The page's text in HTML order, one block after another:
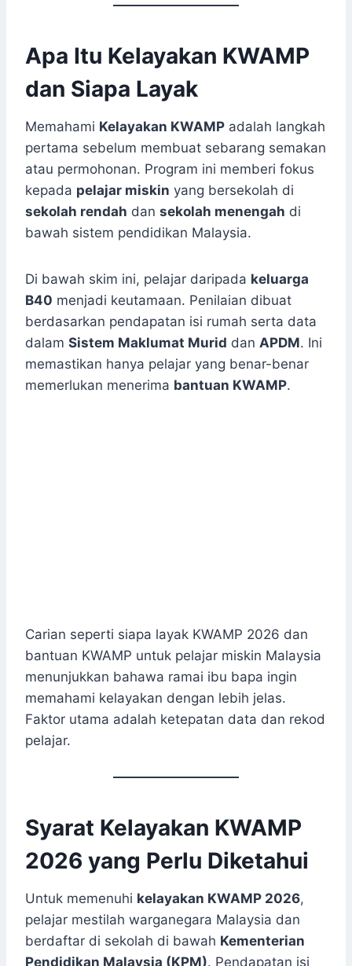
Apa Itu Kelayakan KWAMP
dan Siapa Layak
Memahami Kelayakan KWAMP adalah langkah
pertama sebelum membuat sebarang semakan
atau permohonan. Program ini memberi fokus
kepada pelajar miskin yang bersekolah di
sekolah rendah dan sekolah menengah di
bawah sistem pendidikan Malaysia.
Di bawah skim ini, pelajar daripada keluarga
B40 menjadi keutamaan. Penilaian dibuat
berdasarkan pendapatan isi rumah serta data
dalam Sistem Maklumat Murid dan APDM. Ini
memastikan hanya pelajar yang benar-benar
memerlukan menerima bantuan KWAMP.
Carian seperti siapa layak KWAMP 2026 dan
bantuan KWAMP untuk pelajar miskin Malaysia
menunjukkan bahawa ramai ibu bapa ingin
memahami kelayakan dengan lebih jelas.
Faktor utama adalah ketepatan data dan rekod
pelajar.
Syarat Kelayakan KWAMP
2026 yang Perlu Diketahui
Untuk memenuhi kelayakan KWAMP 2026,
pelajar mestilah warganegara Malaysia dan
berdaftar di sekolah di bawah Kementerian
Pendidikan Malaysia (KPM). Pendapatan isi